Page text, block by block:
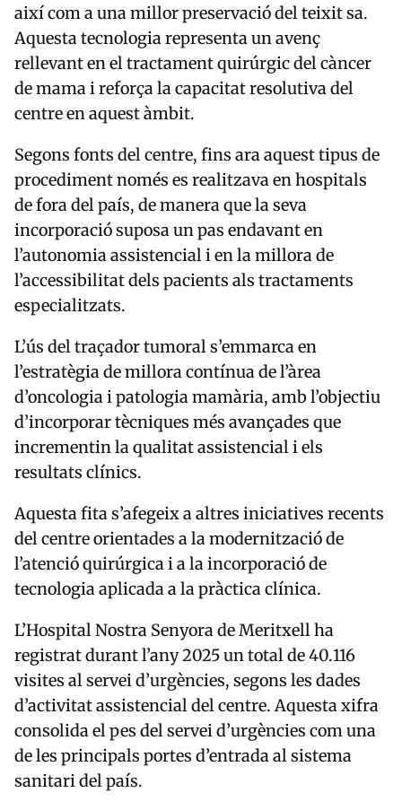
així com a una millor preservació del teixit sa.
Aquesta tecnologia representa un avenç
rellevant en el tractament quirúrgic del càncer
de mama i reforça la capacitat resolutiva del
centre en aquest àmbit.
Segons fonts del centre, fins ara aquest tipus de
procediment només es realitzava en hospitals
de fora del país, de manera que la seva
incorporació suposa un pas endavant en
l’autonomia assistencial i en la millora de
l’accessibilitat dels pacients als tractaments
especialitzats.
L’ús del traçador tumoral s’emmarca en
l’estratègia de millora contínua de l’àrea
d’oncologia i patologia mamària, amb l’objectiu
d’incorporar tècniques més avançades que
incrementin la qualitat assistencial i els
resultats clínics.
Aquesta fita s’afegeix a altres iniciatives recents
del centre orientades a la modernització de
l’atenció quirúrgica i a la incorporació de
tecnologia aplicada a la pràctica clínica.
L’Hospital Nostra Senyora de Meritxell ha
registrat durant l’any 2025 un total de 40.116
visites al servei d’urgències, segons les dades
d’activitat assistencial del centre. Aquesta xifra
consolida el pes del servei d’urgències com una
de les principals portes d’entrada al sistema
sanitari del país.